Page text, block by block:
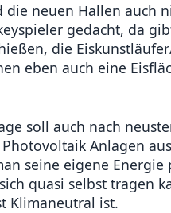
die neuen Hallen auch
gedacht, da
die
eben auch eine
soll auch nach
Anlagen
seine eigene Energie
quasi selbst tragen
Klimaneutral ist.